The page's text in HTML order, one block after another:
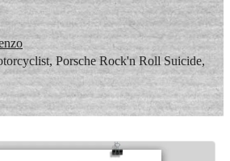
Porsche Rock'n Roll Suicide,